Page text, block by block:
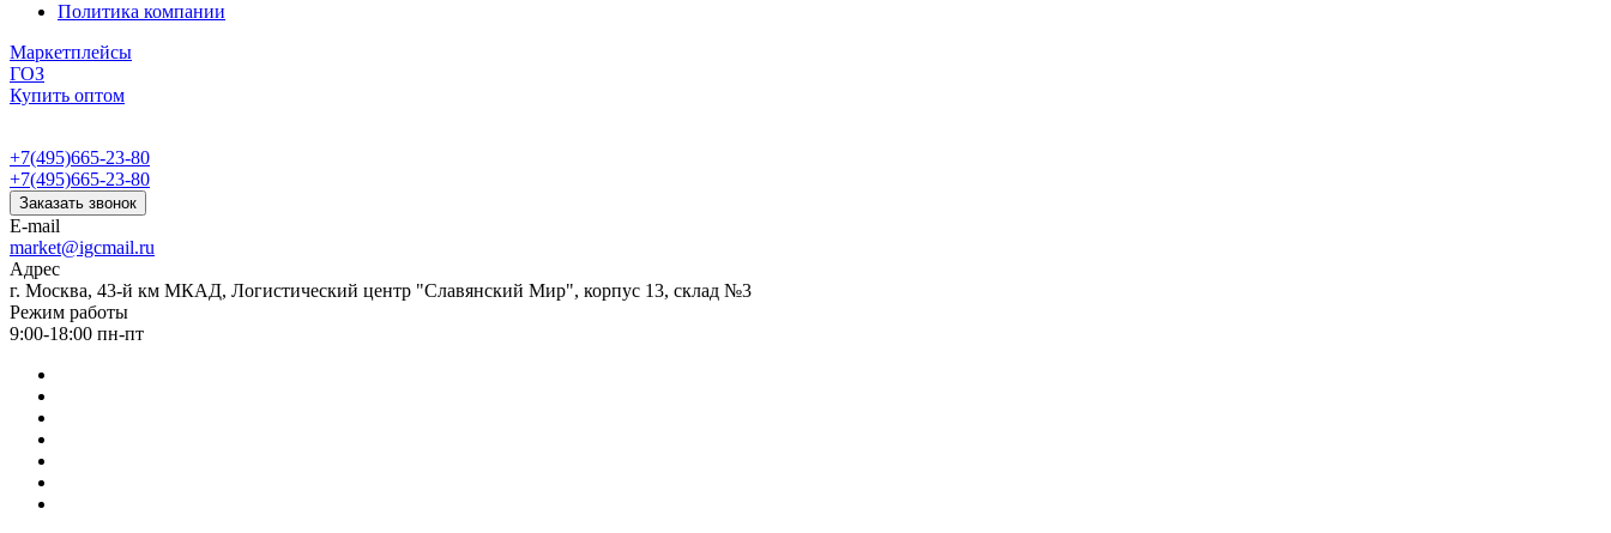
Политика компании
Маркетплейсы
ГОЗ
Купить оптом
+7(495)665-23-80
+7(495)665-23-80
Заказать звонок
E-mail
market@igcmail.ru
Адрес
г. Москва, 43-й км МКАД, Логистический центр "Славянский Мир", корпус 13, склад №3
Режим работы
9:00-18:00 пн-пт